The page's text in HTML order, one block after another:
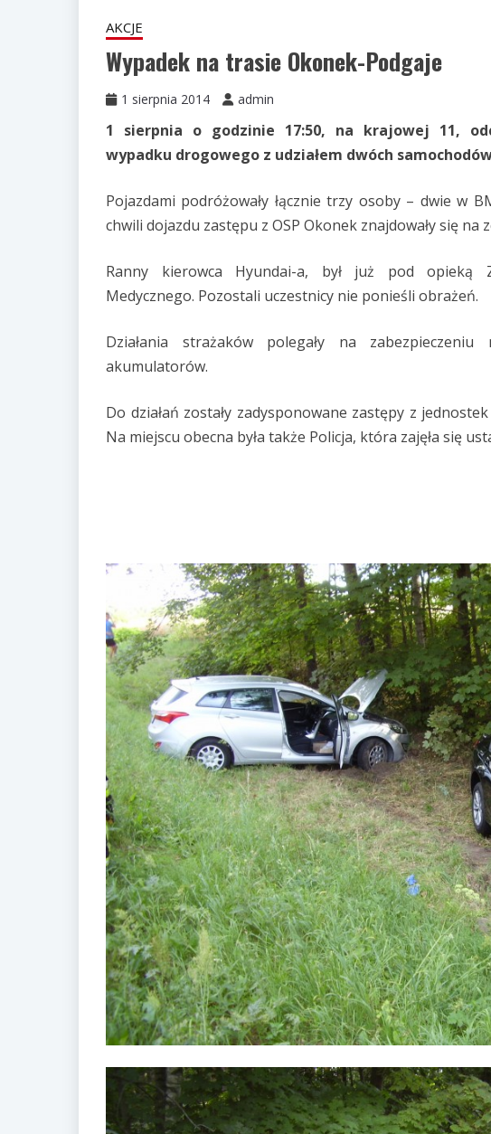
AKCJE
Wypadek na trasie Okonek-Podgaje
1 sierpnia 2014 admin
1 sierpnia o godzinie 17:50, na krajowej 11,
wypadku drogowego z udziałem dwóch
Pojazdami podróżowały łącznie trzy osoby – dwie w
chwili dojazdu zastępu z OSP Okonek znajdowały się na
Ranny kierowca Hyundai-a, był już pod opieką
Medycznego. Pozostali uczestnicy nie ponieśli obrażeń.
Działania strażaków polegały na
akumulatorów.
Do działań zostały zadysponowane zastępy z
Na miejscu obecna była także Policja, która zajęła się